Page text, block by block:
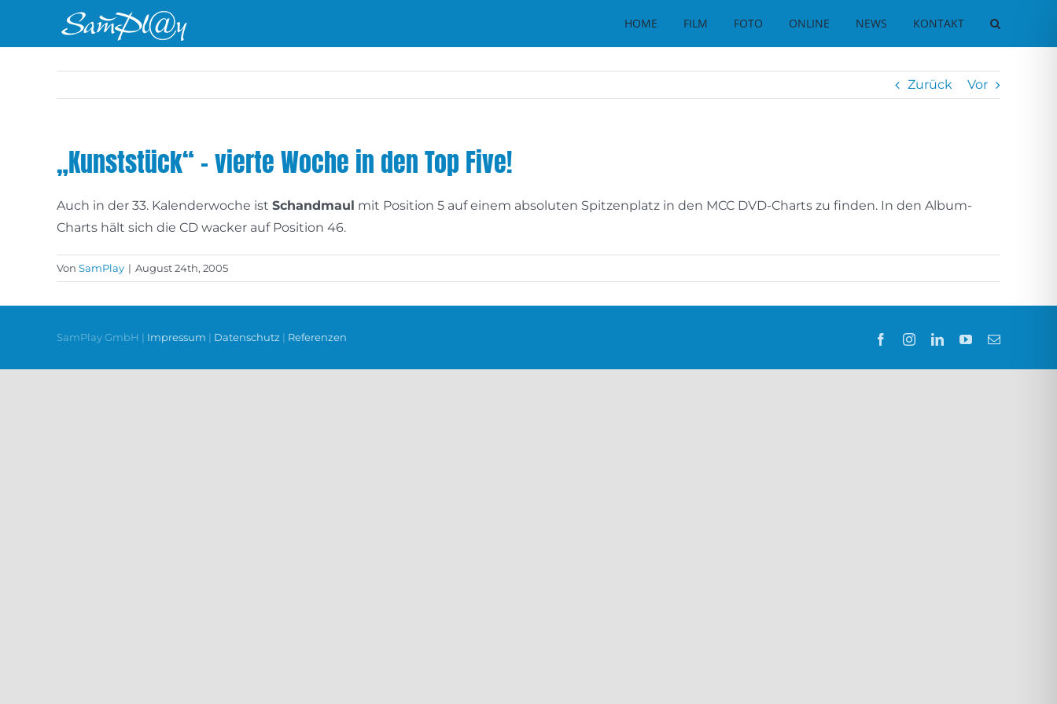
HOME FILM FOTO ONLINE NEWS KONTAKT
Zurück Vor
„Kunststück“ – vierte Woche in den Top Five!
Auch in der 33. Kalenderwoche ist Schandmaul mit Position 5 auf einem absoluten Spitzenplatz in den MCC DVD-Charts zu finden. In den Album-
Charts hält sich die CD wacker auf Position 46.
Von SamPlay | August 24th, 2005
SamPlay GmbH | Impressum | Datenschutz | Referenzen FacebookInstagramLinkedInYouTube
E-